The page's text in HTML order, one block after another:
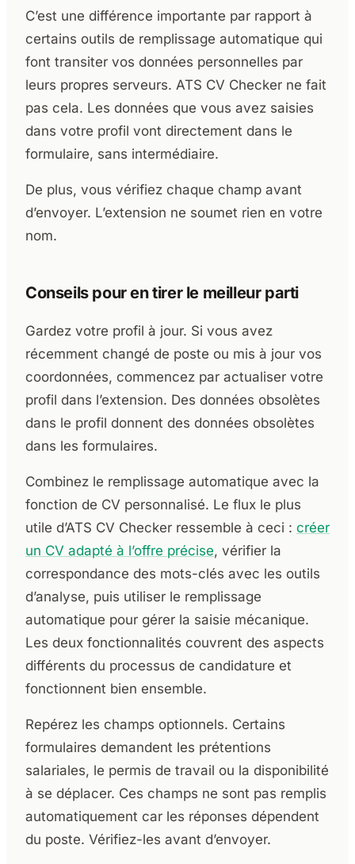
C’est une différence importante par rapport à
certains outils de remplissage automatique qui
font transiter vos données personnelles par
leurs propres serveurs. ATS CV Checker ne fait
pas cela. Les données que vous avez saisies
dans votre profil vont directement dans le
formulaire, sans intermédiaire.
De plus, vous vérifiez chaque champ avant
d’envoyer. L’extension ne soumet rien en votre
nom.
Conseils pour en tirer le meilleur parti
Gardez votre profil à jour. Si vous avez
récemment changé de poste ou mis à jour vos
coordonnées, commencez par actualiser votre
profil dans l’extension. Des données obsolètes
dans le profil donnent des données obsolètes
dans les formulaires.
Combinez le remplissage automatique avec la
fonction de CV personnalisé. Le flux le plus
utile d’ATS CV Checker ressemble à ceci : créer
un CV adapté à l’offre précise, vérifier la
correspondance des mots-clés avec les outils
d’analyse, puis utiliser le remplissage
automatique pour gérer la saisie mécanique.
Les deux fonctionnalités couvrent des aspects
différents du processus de candidature et
fonctionnent bien ensemble.
Repérez les champs optionnels. Certains
formulaires demandent les prétentions
salariales, le permis de travail ou la disponibilité
à se déplacer. Ces champs ne sont pas remplis
automatiquement car les réponses dépendent
du poste. Vérifiez-les avant d’envoyer.